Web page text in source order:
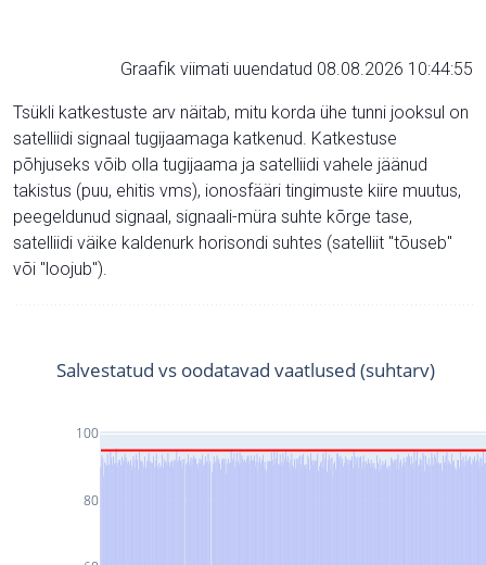
Graafik viimati uuendatud 08.08.2026 10:44:55
Tsükli katkestuste arv näitab, mitu korda ühe tunni jooksul on
satelliidi signaal tugijaamaga katkenud. Katkestuse
põhjuseks võib olla tugijaama ja satelliidi vahele jäänud
takistus (puu, ehitis vms), ionosfääri tingimuste kiire muutus,
peegeldunud signaal, signaali-müra suhte kõrge tase,
satelliidi väike kaldenurk horisondi suhtes (satelliit "tõuseb"
või "loojub").
80
100
Salvestatud vs oodatavad vaatlused (suhtarv)